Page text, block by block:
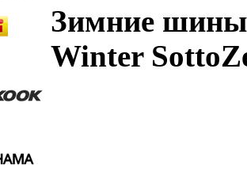
Зимние шины
Winter